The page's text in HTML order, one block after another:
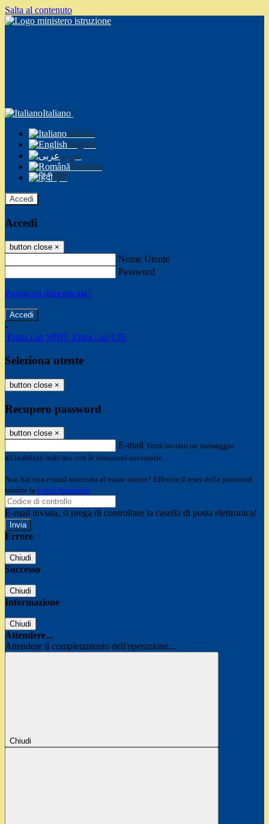
Salta al contenuto
Italiano
Italiano
English
عربى
Română
हिंदी
Accedi
Accedi
button close ×
Nome Utente
Password
Password dimenticata?
-
Entra con SPID Entra con CIE
Seleziona utente
button close ×
Recupero password
button close ×
E-mail Verrà inviato un messaggio
all'indirizzo indicato con le istruzioni necessarie.
Non hai una e-mail associata al nome utente? Effettua il reset della password
tramite la Login Spaggiari
E-mail inviata, si prega di controllare la casella di posta elettronica!
Errore
Chiudi
Successo
Chiudi
Informazione
Chiudi
Attendere...
Attendere il completamento dell'operazione...
Chiudi